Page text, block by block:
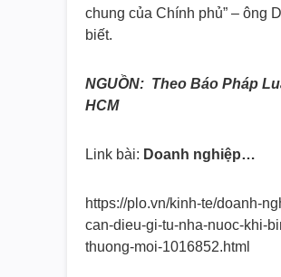
chung của Chính phủ” – ông
biết.
NGUỒN: Theo Báo Pháp
HCM
Link bài: Doanh nghiệp…
https://plo.vn/kinh-te/doanh-
can-dieu-gi-tu-nha-nuoc-khi-
thuong-moi-1016852.html